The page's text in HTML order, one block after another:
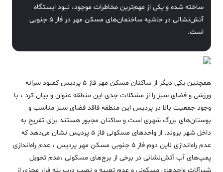
ساخته شده و یکی از مهم‌ترین مخاطرات موجود، نبود ایستگاه
آتش‌نشانی در حاشیه ساختمان‌های مسکن مهر در فاز 5 جنوبی
است.
همچنین یکی دیگر از ساکنان مسکن مهر فاز 5 پردیس کمبود سرانه
ورزشی و فضای سبز را از مشکلات جدی این منطقه عنوان و بیان کرد ، با
وجود جمعیت بالا در پردیس این منطقه فاقد فضای سبز مناسب و
بوستان‌های بزرگ شهری است و ساکنان مجبور هستند برای تفریح به
داخل شهر بروند. از واحدهای مسکونی فاز 5 پردیس نشان می‌دهد که
عدم راه‌اندازی لاین دوم فاز 5 جنوبی مسکن مهر پردیس ، عدم راه‌اندازی
پمپ‌های آب آتش‌نشانی در برخی از برج‌های مسکونی ،عدم تحویل